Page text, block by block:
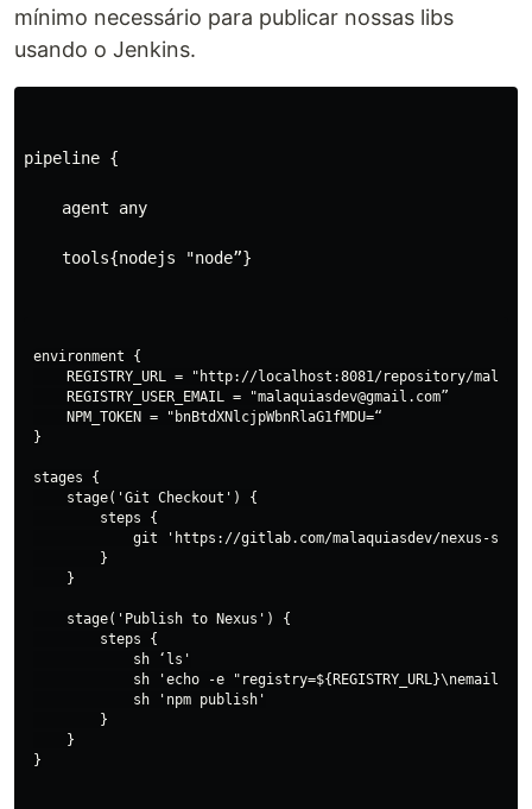
mínimo necessário para publicar nossas libs
usando o Jenkins.
pipeline {
    agent any
    tools{nodejs "node”}
environment {
REGISTRY_URL = "http://localhost:8081/repository/
    REGISTRY_USER_EMAIL = "malaquiasdev@gmail.com”
    NPM_TOKEN = "bnBtdXNlcjpWbnRlaG1fMDU=“
}
stages {
    stage('Git Checkout') {
        steps {
git 'https://gitlab.com/malaquiasdev/nexus-
        }
    }
    stage('Publish to Nexus') {
        steps {
            sh ‘ls'
sh 'echo -e
            sh 'npm publish'
        }
    }